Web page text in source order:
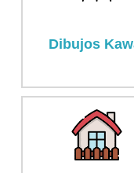
Dibujos